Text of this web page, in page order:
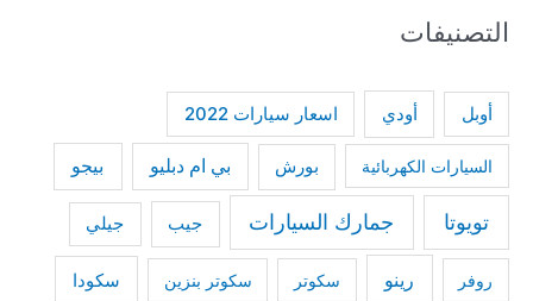
r
f
o
:
التصنيفات
أوبل أودي اسعار سيارات 2022
السيارات الكهربائية بورش بي ام دبليو بيجو
تويوتا جمارك السيارات جيب جيلي
روفر رينو سكوتر سكوتر بنزين سكودا